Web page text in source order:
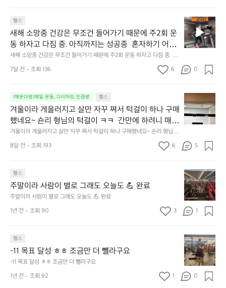
도
단
단
마
리
합
니
다.
헬스
새해 소망중 건강은 무조건 들어가기 때문에 주2회 운
동 하자고 다짐 중. 아직까지는 성공중  혼자하기 어려
운 친구들 같이 해보자🏃😆
새해 소망중 건강은 무조건 들어가기 때문에 주2회 운동 하자고 다짐 중. 아
새
해
소
망
건
무
조
건
들
가
문
에
주
2
회
동
하
자
고
다
짐
7달 전 조회 136 6 0
(매운다방)매일 운동, 다이어트 인증방 헬스
겨울이라 게을러지고 살만 자꾸 쪄서 턱걸이 하나 구매
했네요~ 숀리 형님의 턱걸이 ㅋㅋ  간만에 하려니 매우
힘드네요😅 열심히 해서 20개까지 해보기~! 아자아
자!💪
겨울이라 게을러지고 살만 자꾸 쪄서 턱걸이 하나 구매했네요~ 숀리 형님의
턱걸이 ㅋㅋ  간만에 하려니 매우 힘드네요😅 열심히 해서 20개까지 해보
기~! 아자아자!💪
겨
울
이
라
을
고
살
만
자
꾸
서
턱
걸
이
하
나
8달 전 조회 193 6 5
헬스
주말이라 사람이 별로 그래도 오늘도 💪 완료
주말이라 사람이 별로 그래도 오늘도 💪 완료
주
말
이
라
사
별
로
그
래
도
1년 전 조회 90 3 1
헬스
-11 목표 달성 ㅎㅎ 조금만 더 뺄라구요
-11 목표 달성 ㅎㅎ 조금만 더 뺄라구요
-
1
1
목
표
1년 전 조회 92 1 0